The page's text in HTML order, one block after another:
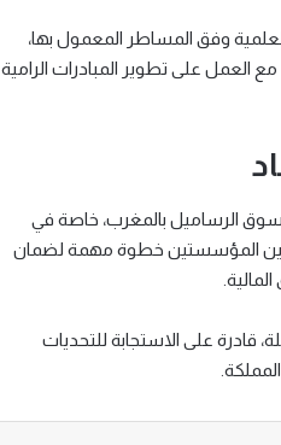
وفق المساطر المعمول بها،
العمل على تطوير المبادرات الرامية
سوق الرساميل بالمغرب، خاصة في
بين المؤسستين خطوة مهمة لضمان
قادرة على الاستجابة للتحديات